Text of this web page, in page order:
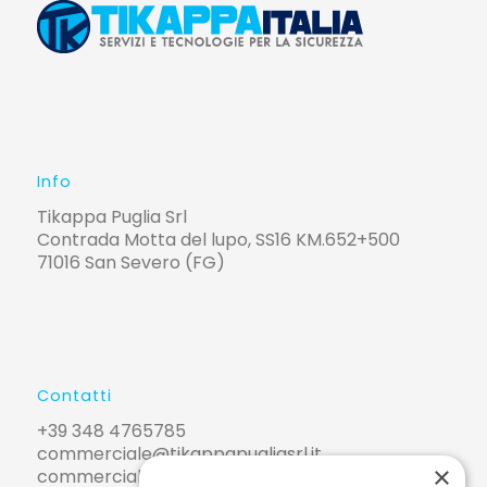
Info
Tikappa Puglia Srl
Contrada Motta del lupo, SS16 KM.652+500
71016 San Severo (FG)
Contatti
+39 348 4765785
commerciale@tikappapugliasrl.it
commerciale@pec.tikappapugliasrl.it
×